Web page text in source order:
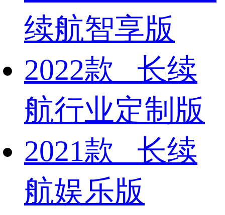
续航智享版
2022款 长续
航行业定制版
2021款 长续
航娱乐版